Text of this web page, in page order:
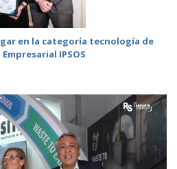
en la categoría tecnología de
IPSOS